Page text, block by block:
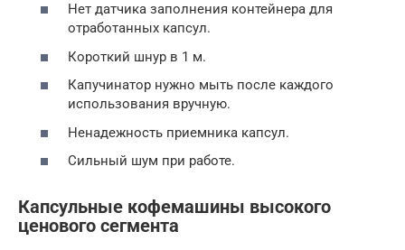
Нет датчика заполнения контейнера для
отработанных капсул.
Короткий шнур в 1 м.
Капучинатор нужно мыть после каждого
использования вручную.
Ненадежность приемника капсул.
Сильный шум при работе.
Капсульные кофемашины высокого
ценового сегмента